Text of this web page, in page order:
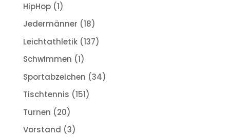
HipHop(1)
Jedermänner (18)
Leichtathletik(137)
Schwimmen (1)
Sportabzeichen (34)
Tischtennis (151)
Turnen (20)
Vorstand (3)